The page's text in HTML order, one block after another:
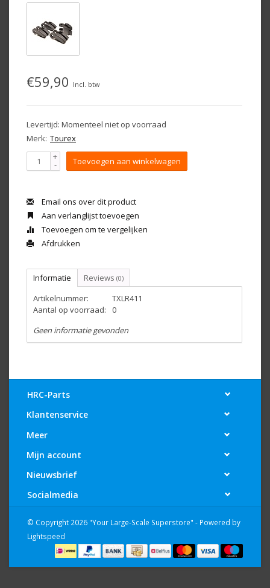
€59,90 Incl. btw
Levertijd: Momenteel niet op voorraad
Merk: Tourex
+
- Toevoegen aan winkelwagen
Email ons over dit product
Aan verlanglijst toevoegen
Toevoegen om te vergelijken
Afdrukken
Informatie Reviews (0)
Artikelnummer:
TXLR411
Aantal op voorraad:
0
Geen informatie gevonden
HRC-Parts
Klantenservice
Meer
Mijn account
Nieuwsbrief
Socialmedia
© Copyright 2026 "Your Large-Scale Superstore" - Powered by
Lightspeed